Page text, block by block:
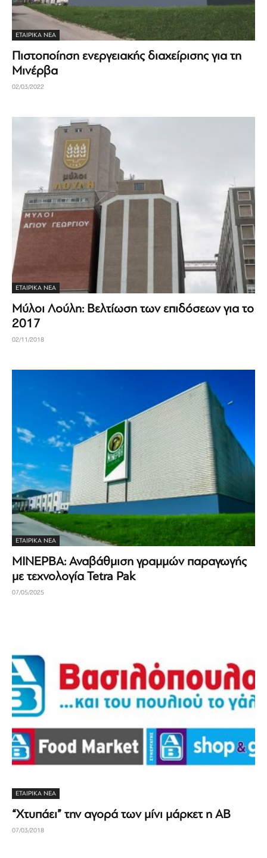
ΕΤΑΙΡΙΚΆ ΝΈΑ
Πιστοποίηση ενεργειακής διαχείρισης για τη
Μινέρβα
02/03/2022
ΕΤΑΙΡΙΚΆ ΝΈΑ
Μύλοι Λούλη: Βελτίωση των επιδόσεων για το
2017
02/11/2018
ΕΤΑΙΡΙΚΆ ΝΈΑ
ΜΙΝΕΡΒΑ: Αναβάθμιση γραμμών παραγωγής
με τεχνολογία Tetra Pak
07/05/2025
ΕΤΑΙΡΙΚΆ ΝΈΑ
“Χτυπάει” την αγορά των μίνι μάρκετ η ΑΒ
07/03/2018